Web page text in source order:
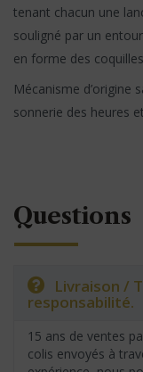
tenant chacun une
souligné par un
en forme des
Mécanisme d’origine
sonnerie des heures
Questions
Livraison /
responsabilité.
15 ans de ventes
colis envoyés à